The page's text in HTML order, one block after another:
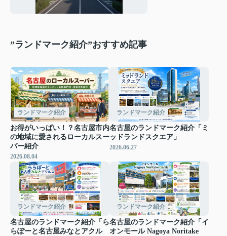
”ランドマーク紹介”おすすめ記事
ランドマーク紹介
お得がいっぱい！？名古屋市内
の地域に愛されるローカルスー
パー紹介
2026.08.04
ランドマーク紹介
名古屋のランドマーク紹介「ミ
ッドランドスクエア」
2026.06.27
ランドマーク紹介
名古屋のランドマーク紹介「ら
らぽーと名古屋みなとアクル
ランドマーク紹介
名古屋のランドマーク紹介「イ
オンモール Nagoya Noritake